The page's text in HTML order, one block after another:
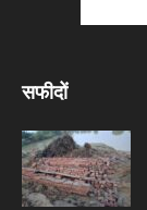
सफीदों